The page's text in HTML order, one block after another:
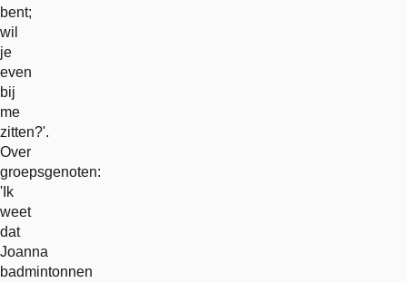
bent;
wil
je
even
bij
me
zitten?'.
Over
groepsgenoten:
'Ik
weet
dat
Joanna
badmintonnen